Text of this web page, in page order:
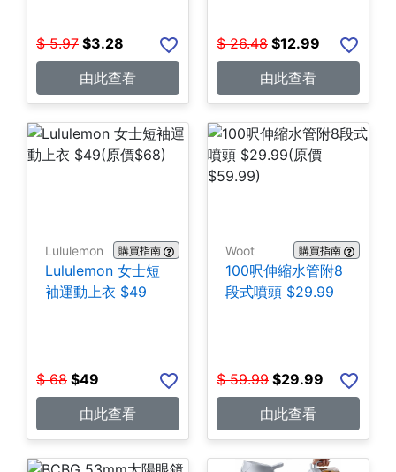
$ 5.97 $3.28
由此查看
$ 26.48 $12.99
由此查看
Lululemon 購買指南
Lululemon 女士短
袖運動上衣 $49
$ 68 $49
由此查看
Woot 購買指南
100呎伸縮水管附8
段式噴頭 $29.99
$ 59.99 $29.99
由此查看